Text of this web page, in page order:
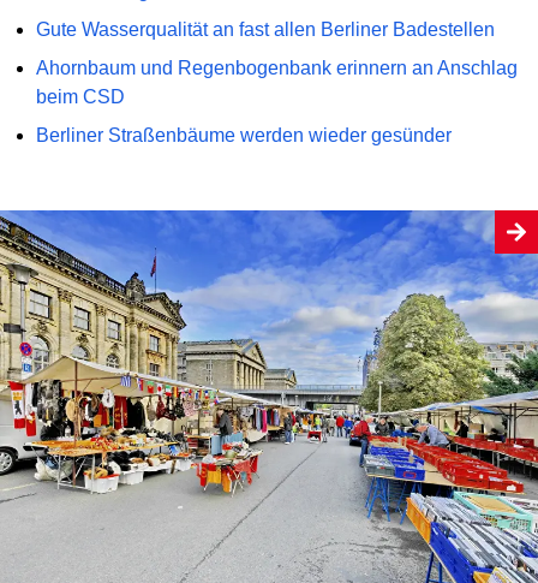
Gute Wasserqualität an fast allen Berliner Badestellen
Ahornbaum und Regenbogenbank erinnern an Anschlag
beim CSD
Berliner Straßenbäume werden wieder gesünder